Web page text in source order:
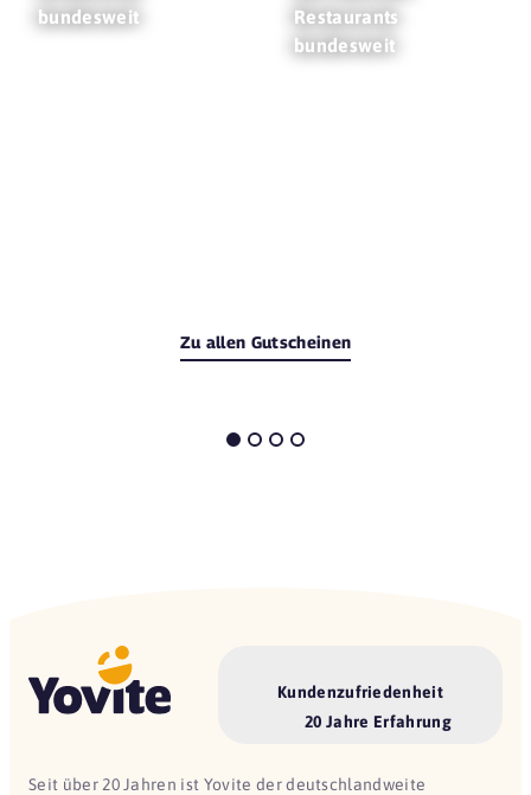
bundesweit
Restaurants
bundesweit
Zu allen Gutscheinen
Kundenzufriedenheit
20 Jahre Erfahrung
Seit über 20 Jahren ist Yovite der deutschlandweite